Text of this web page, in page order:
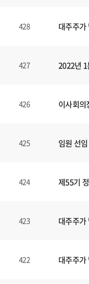
428 대주주가
427 2022년 1
426 이사회의
425 임원 선
424 제55기
423 대주주가
422 대주주가